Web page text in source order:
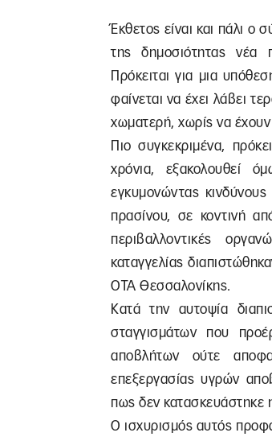
Έκθετος είναι και πάλι
της δημοσιότητας νέα
Πρόκειται για μια
φαίνεται να έχει λάβει
χωματερή, χωρίς να έχουν
Πιο συγκεκριμένα,
χρόνια, εξακολουθεί
εγκυμονώντας
πρασίνου, σε κοντινή
περιβαλλοντικές
καταγγελίας
ΟΤΑ Θεσσαλονίκης.
Κατά την αυτοψία
σταγγισμάτων που
αποβλήτων ούτε
επεξεργασίας υγρών
πως δεν κατασκευάστηκε
Ο ισχυρισμός αυτός